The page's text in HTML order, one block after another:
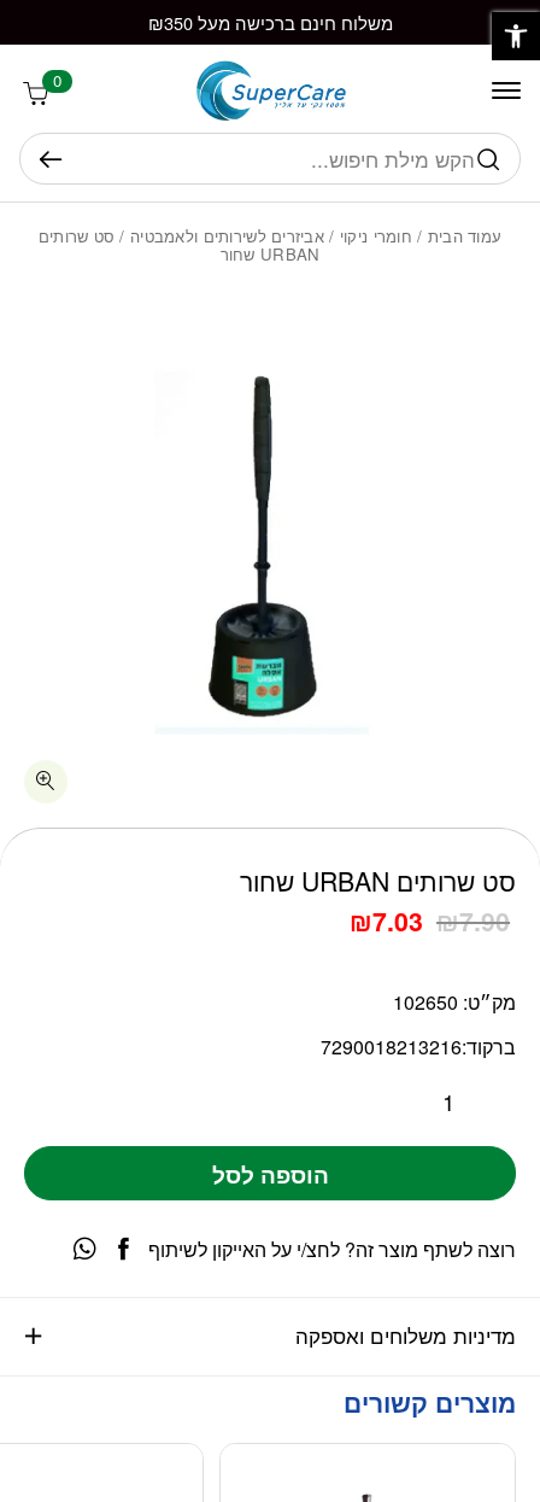
Skip to Content משלוח חינם ברכישה מעל ₪350
0
חיפוש
עמוד הבית / חומרי ניקוי / אביזרים לשירותים ולאמבטיה / סט שרותים
URBAN שחור
סט שרותים URBAN שחור
₪7.90
₪7.03
מק״ט: 102650
ברקוד:7290018213216
כמות סט שרותים URBAN שחור
הוספה לסל
מדיניות משלוחים ואספקה
רוצה לשתף מוצר זה? לחצ/י על האייקון לשיתוף
מוצרים קשורים
בחזרה למעלה
פתח סרגל נגישות